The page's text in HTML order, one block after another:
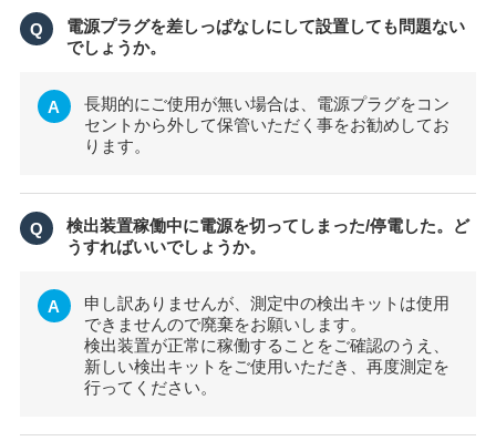
Q
電源プラグを差しっぱなしにして設置しても問題ない
でしょうか。
A
長期的にご使用が無い場合は、電源プラグをコン
セントから外して保管いただく事をお勧めしてお
ります。
Q
検出装置稼働中に電源を切ってしまった/停電した。ど
うすればいいでしょうか。
A
申し訳ありませんが、測定中の検出キットは使用
できませんので廃棄をお願いします。
検出装置が正常に稼働することをご確認のうえ、
新しい検出キットをご使用いただき、再度測定を
行ってください。